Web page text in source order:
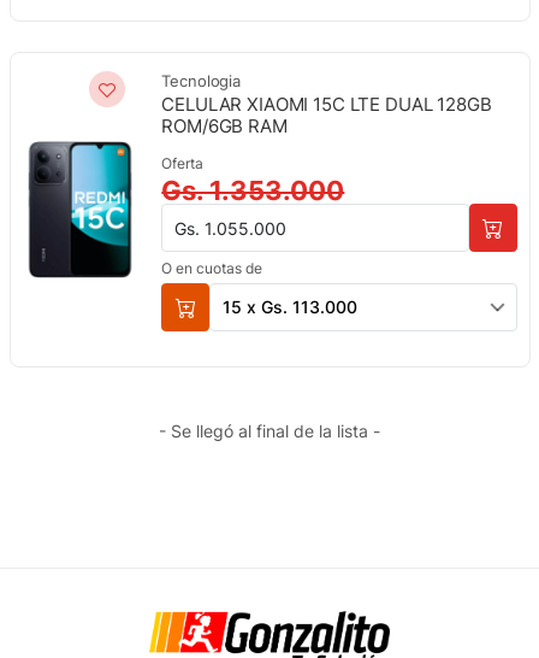
Tecnologia
CELULAR XIAOMI 15C LTE DUAL 128GB
ROM/6GB RAM
Oferta
Gs. 1.353.000
Gs. 1.055.000
O en cuotas de
15 x Gs. 113.000
- Se llegó al final de la lista -